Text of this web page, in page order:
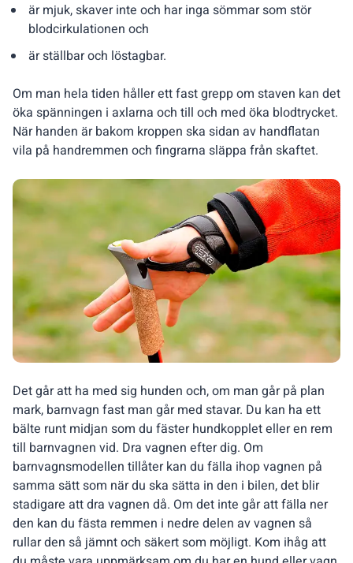
är mjuk, skaver inte och har inga sömmar som stör
blodcirkulationen och
är ställbar och löstagbar.
Om man hela tiden håller ett fast grepp om staven kan det
öka spänningen i axlarna och till och med öka blodtrycket.
När handen är bakom kroppen ska sidan av handflatan
vila på handremmen och fingrarna släppa från skaftet.
Det går att ha med sig hunden och, om man går på plan
mark, barnvagn fast man går med stavar. Du kan ha ett
bälte runt midjan som du fäster hundkopplet eller en rem
till barnvagnen vid. Dra vagnen efter dig. Om
barnvagnsmodellen tillåter kan du fälla ihop vagnen på
samma sätt som när du ska sätta in den i bilen, det blir
stadigare att dra vagnen då. Om det inte går att fälla ner
den kan du fästa remmen i nedre delen av vagnen så
rullar den så jämnt och säkert som möjligt. Kom ihåg att